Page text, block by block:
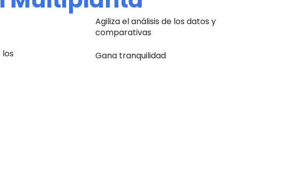
Agiliza el análisis de los datos y
comparativas
Gana tranquilidad